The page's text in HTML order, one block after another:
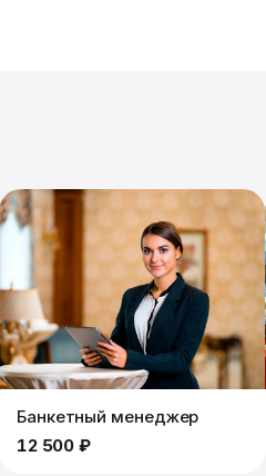
Банкетный менеджер
12 500 ₽